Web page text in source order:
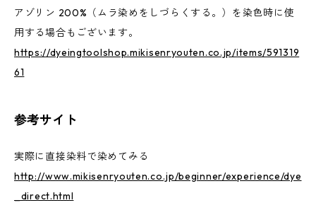
アゾリン 200%（ムラ染めをしづらくする。）を染色時に使
用する場合もございます。
https://dyeingtoolshop.mikisenryouten.co.jp/items/591319
61
参考サイト
実際に直接染料で染めてみる
http://www.mikisenryouten.co.jp/beginner/experience/dye
_direct.html